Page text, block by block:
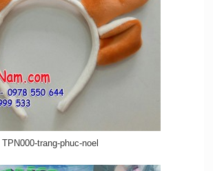
TPN000-trang-phuc-noel